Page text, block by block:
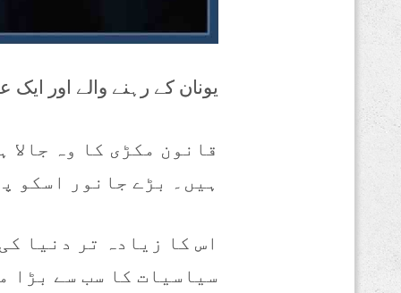
یونان کے رہنے والے اور
قانون مکڑی کا وہ
ہیں۔ بڑے جانور اسکو
اس کا زیادہ تر دنیا
سیاسیات کا سب سے بڑا